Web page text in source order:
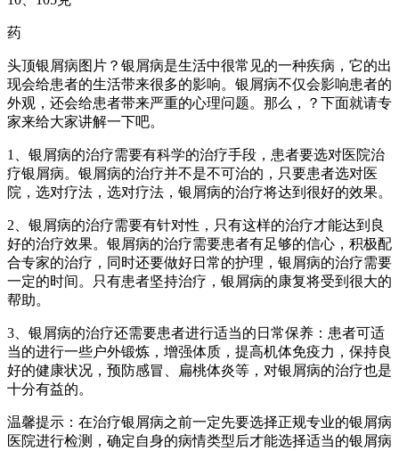
药
头顶银屑病图片？银屑病是生活中很常见的一种疾病，它的出
现会给患者的生活带来很多的影响。银屑病不仅会影响患者的
外观，还会给患者带来严重的心理问题。那么，？下面就请专
家来给大家讲解一下吧。
1、银屑病的治疗需要有科学的治疗手段，患者要选对医院治
疗银屑病。银屑病的治疗并不是不可治的，只要患者选对医
院，选对疗法，选对疗法，银屑病的治疗将达到很好的效果。
2、银屑病的治疗需要有针对性，只有这样的治疗才能达到良
好的治疗效果。银屑病的治疗需要患者有足够的信心，积极配
合专家的治疗，同时还要做好日常的护理，银屑病的治疗需要
一定的时间。只有患者坚持治疗，银屑病的康复将受到很大的
帮助。
3、银屑病的治疗还需要患者进行适当的日常保养：患者可适
当的进行一些户外锻炼，增强体质，提高机体免疫力，保持良
好的健康状况，预防感冒、扁桃体炎等，对银屑病的治疗也是
十分有益的。
温馨提示：在治疗银屑病之前一定先要选择正规专业的银屑病
医院进行检测，确定自身的病情类型后才能选择适当的银屑病